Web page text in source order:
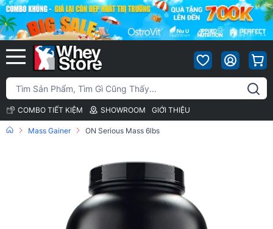
COMBO TIẾT KIỆM SHOWROOM GIỚI THIỆU
Mass Gainer ON Serious Mass 6lbs